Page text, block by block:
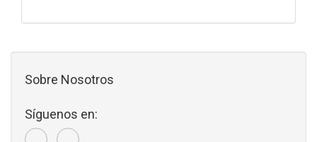
Sobre Nosotros
Síguenos en: